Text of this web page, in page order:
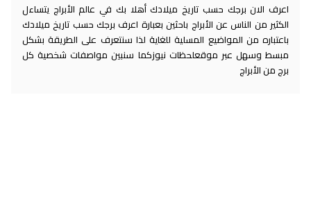
اعرف الان برجك حسب تاريخ ميلادك أهلا بك في عالم الأبراج يتساءل
الكثير من الناس عن الأبراج باحثين بعبارة اعرف برجك حسب تاريخ ميلادك
باعتباره من المواضيع المسلية للغاية لذا سنتعرف على الطريقة بشكل
مبسط وسهل عبر موقعلحظات نيوزكما سنبين مواصفات شخصية كل
برج من الأبراج